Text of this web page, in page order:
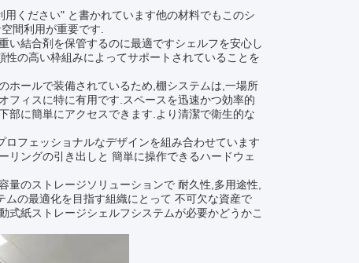
ください" と書かれています他の材料でもこのシ
間利用が重要です.
い結合剤を保管するのに最適ですシェルフを安心し
の高い枠組みによってサポートされていることを
ホールで装備されているため,棚システムは,一場所
フィスに特に有用です.スペースを迅速かつ効率的
部に簡単にアクセスできます.より清潔で衛生的な
フェッショナルなデザインを組み合わせています
リングの引き出しと 簡単に操作できるハードウェ
のストレージソリューションで 耐久性,多用途性,
の最適化を目指す組織にとって 不可欠な資産で
紙ストレージシェルフシステムが必要かどうかこ